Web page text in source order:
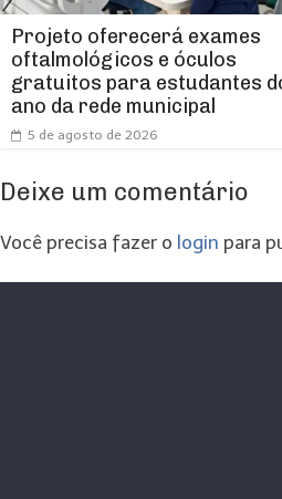
Projeto oferecerá exames
oftalmológicos e óculos
gratuitos para estudantes
ano da rede municipal
5 de agosto de 2026
Deixe um comentário
Você precisa fazer o login para